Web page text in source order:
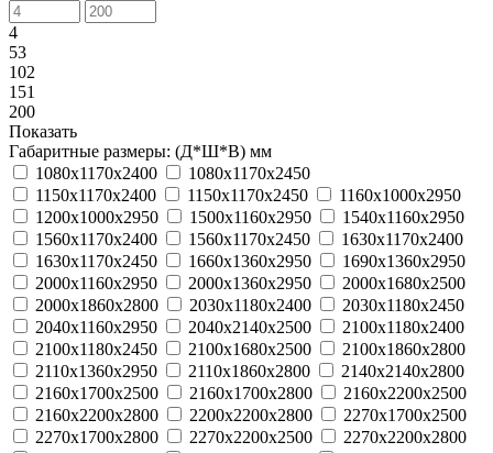
4
53
102
151
200
Показать
Габаритные размеры: (Д*Ш*В) мм
1080х1170х2400
1080х1170х2450
1150х1170х2400
1150х1170х2450
1160х1000х2950
1200х1000х2950
1500х1160х2950
1540х1160х2950
1560х1170х2400
1560х1170х2450
1630х1170х2400
1630х1170х2450
1660х1360х2950
1690х1360х2950
2000х1160х2950
2000х1360х2950
2000х1680х2500
2000х1860х2800
2030х1180х2400
2030х1180х2450
2040х1160х2950
2040х2140х2500
2100х1180х2400
2100х1180х2450
2100х1680х2500
2100х1860х2800
2110х1360х2950
2110х1860х2800
2140х2140х2800
2160х1700х2500
2160х1700х2800
2160х2200х2500
2160х2200х2800
2200х2200х2800
2270х1700х2500
2270х1700х2800
2270х2200х2500
2270х2200х2800